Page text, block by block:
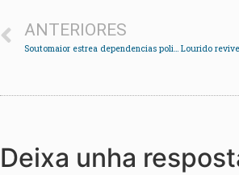
ANTERIORES
Soutomaior estrea dependencias policiais
Deixa unha